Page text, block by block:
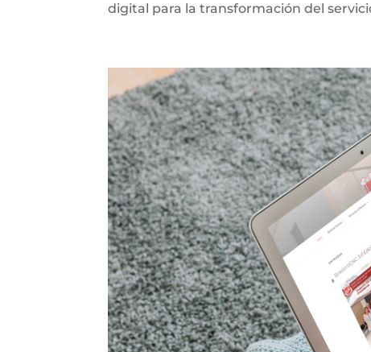
digital para la transformación del